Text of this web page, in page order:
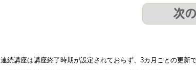
次
連続講座は講座終了時期が設定されておらず、3カ月ごとの更新